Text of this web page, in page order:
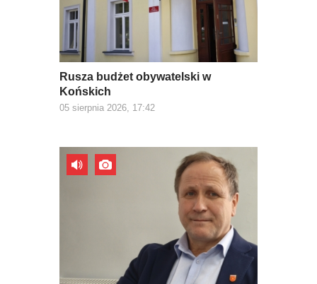
Rusza budżet obywatelski w
Końskich
05 sierpnia 2026, 17:42